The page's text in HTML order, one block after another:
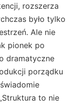
rozszerza
było tylko
Ale nie
pionek po
dramatyczne
porządku
to nie